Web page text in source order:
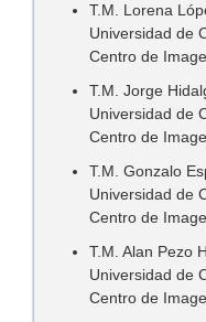
T.M. Lorena
Universidad de
Centro de
T.M. Jorge
Universidad de
Centro de
T.M. Gonzalo
Universidad de
Centro de
T.M. Alan Pezo
Universidad de
Centro de